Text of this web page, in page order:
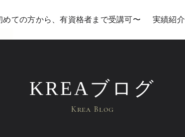
めての方から、有資格者まで受講可〜 実績紹介
KREAブログ
Krea Blog